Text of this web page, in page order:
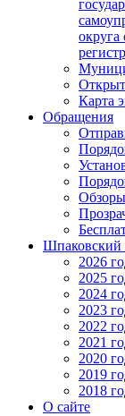
округа
Карта
Обращения
Шпаковский
2026
2025
2024
2023
2022
2021
2020
2019
2018
О сайте